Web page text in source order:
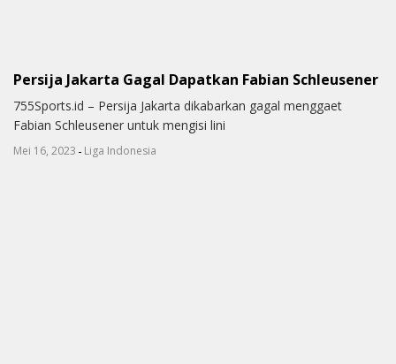
Persija Jakarta Gagal Dapatkan Fabian Schleusener
755Sports.id – Persija Jakarta dikabarkan gagal menggaet
Fabian Schleusener untuk mengisi lini
Mei 16, 2023 - Liga Indonesia